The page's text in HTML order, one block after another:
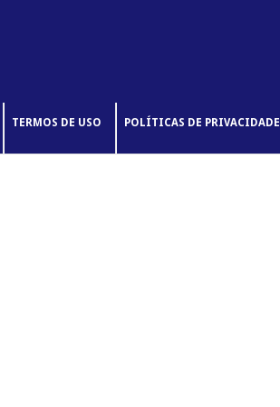
TERMOS DE USO POLÍTICAS DE PRIVACIDADE